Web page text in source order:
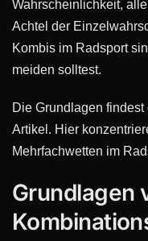
Wahrscheinlichkeit,
Achtel der
Kombis im Radsport
meiden solltest.
Die Grundlagen
Artikel. Hier
Mehrfachwetten im
Grundlagen